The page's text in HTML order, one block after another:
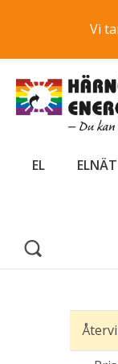
Vi
EL ELNÄT